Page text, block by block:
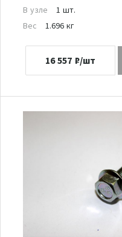
В узле
1 шт.
Вес
1.696 кг
16 557 ₽/шт